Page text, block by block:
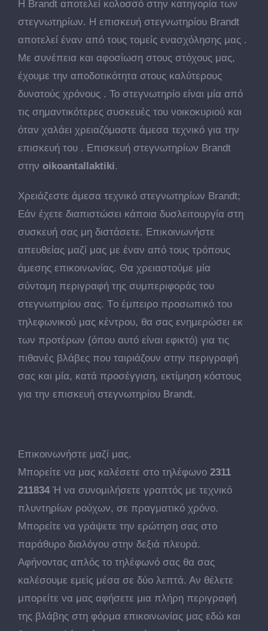
Η Brandt αποτελεί κολοσσό στην κατηγορία των
στεγνωτηρίων. Η επισκευή στεγνωτηρίου Brandt
αποτελεί έναν από τους τομείς ενασχόλησης μας .
Με συνέπεια και αφοσίωση στους στόχους μας,
έχουμε την αποδοτικότητα στους καλύτερους
δυνατούς χρόνους . Το στεγνωτηρίο είναι μία από
τις σημαντικότερες συσκευές του νοικοκυριού και
όταν χαλάει χρειαζόμαστε άμεσα τεχνικό για την
επισκευή του . Επισκευή στεγνωτηρίων Brandt
στην oikoantallaktiki.
Χρειάζεστε άμεσα τεχνικό στεγνωτηρίων Brandt;
Εάν έχετε διαπιστώσει κάποια δυσλειτουργία στη
συσκευή σας μη διστάσετε. Επικοινωνήστε
απευθείας μαζί μας με έναν από τους τρόπους
άμεσης επικοινωνίας. Θα χρειαστούμε μία
σύντομη περιγραφή της συμπεριφοράς του
στεγνωτηρίου σας. Tο έμπειρο προσωπικό του
τηλεφωνικού μας κέντρου, θα σας ενημερώσει εκ
των προτέρων (όπου αυτό είναι εφικτό) για τις
πιθανές βλάβες που ταιριάζουν στην περιγραφή
σας και μία, κατά προσέγγιση, εκτίμηση κόστους
για την επισκευή στεγνωτηρίου Brandt.
Επικοινωνήστε μαζί μας.
Μπορείτε να μας καλέσετε στο τηλέφωνο 2311
211834Ή να συνομιλήσετε γραπτός με τεχνικό
πλυντηρίων ρούχων, σε πραγματικό χρόνο.
Μπορείτε να γράψετε την ερώτηση σας στο
παράθυρο διαλόγου στην δεξιά πλευρά.
Αφήνοντας απλός το τηλέφωνό σας θα σας
καλέσουμε εμείς μέσα σε δύο λεπτά. Αν θέλετε
μπορείτε να μας αφήσετε μια πλήρη περιγραφή
της βλάβης στη φόρμα επικοινωνίας μας εδώ και